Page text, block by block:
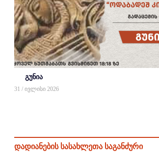
გუნია
31 / ივლისი 2026
დადიანების სასახლეთა საგანძური